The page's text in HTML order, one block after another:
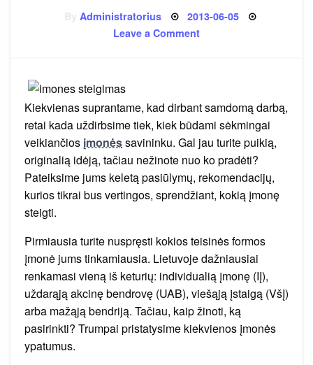
Administratorius Posted
2013-06-05
Leave a Commenton
Kiekvienas suprantame, kad dirbant samdomą darbą,
retai kada uždirbsime tiek, kiek būdami sėkmingai
veikiančios įmonėssavininku. Gal jau turite puikią,
originalią idėją, tačiau nežinote nuo ko pradėti?
Pateiksime jums keletą pasiūlymų, rekomendacijų,
kurios tikrai bus vertingos, sprendžiant, kokią įmonę
steigti.
Pirmiausia turite nuspręsti kokios teisinės formos
įmonė jums tinkamiausia. Lietuvoje dažniausiai
renkamasi vieną iš keturių: individualią įmonę (IĮ),
uždarąją akcinę bendrovę (UAB), viešąją įstaigą (VšĮ)
arba mažąją bendriją. Tačiau, kaip žinoti, ką
pasirinkti? Trumpai pristatysime kiekvienos įmonės
ypatumus.